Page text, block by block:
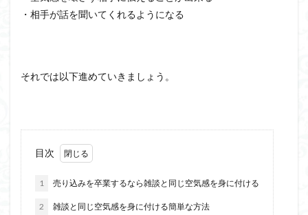
・相手が話を聞いてくれるようになる
それでは以下進めていきましょう。
目次
1 売り込みを卒業するなら雑談と同じ空気感を身に付ける
2 雑談と同じ空気感を身に付ける簡単な方法